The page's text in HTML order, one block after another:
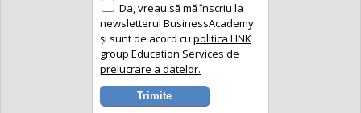
Da, vreau să mă înscriu la
newsletterul BusinessAcademy
și sunt de acord cu politica LINK
group Education Services de
prelucrare a datelor.